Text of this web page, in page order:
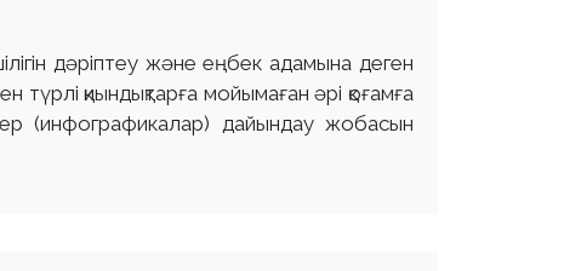
дәріптеу және еңбек адамына деген
қиындықтарға мойымаған әрі қоғамға
(инфографикалар) дайындау жобасын